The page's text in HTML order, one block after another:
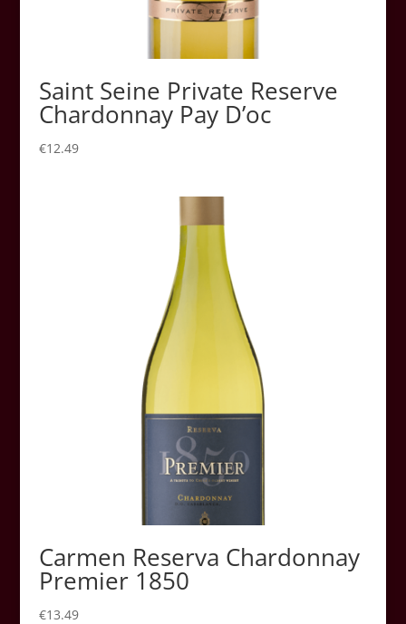
Saint Seine Private Reserve
Chardonnay Pay D’oc
€12.49
Carmen Reserva Chardonnay
Premier 1850
€13.49